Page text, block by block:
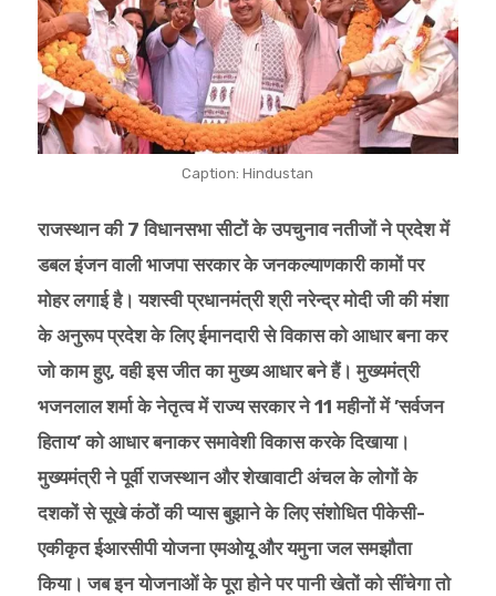
Caption: Hindustan
राजस्थान की 7 विधानसभा सीटों के उपचुनाव नतीजों ने प्रदेश में
डबल इंजन वाली भाजपा सरकार के जनकल्याणकारी कामों पर
मोहर लगाई है। यशस्वी प्रधानमंत्री श्री नरेन्द्र मोदी जी की मंशा
के अनुरूप प्रदेश के लिए ईमानदारी से विकास को आधार बना कर
जो काम हुए, वही इस जीत का मुख्य आधार बने हैं। मुख्यमंत्री
भजनलाल शर्मा के नेतृत्व में राज्य सरकार ने 11 महीनों में ’सर्वजन
हिताय’ को आधार बनाकर समावेशी विकास करके दिखाया।
मुख्यमंत्री ने पूर्वी राजस्थान और शेखावाटी अंचल के लोगों के
दशकों से सूखे कंठों की प्यास बुझाने के लिए संशोधित पीकेसी-
एकीकृत ईआरसीपी योजना एमओयू और यमुना जल समझौता
किया। जब इन योजनाओं के पूरा होने पर पानी खेतों को सींचेगा तो